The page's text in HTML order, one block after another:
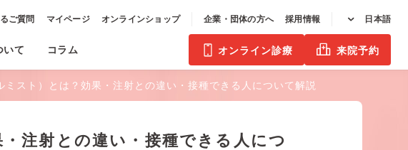
いて コラム
ご質問 マイページ オンラインショップ 企業・団体の方へ 採用情報 日本語
来院予約
オンライン診療
スト）とは？効果・注射との違い・接種できる人について解説
注射との違い・接種できる人につ